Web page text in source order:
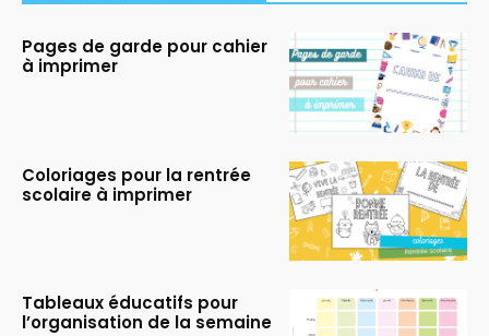
Pages de garde pour cahier
à imprimer
Coloriages pour la rentrée
scolaire à imprimer
Tableaux éducatifs pour
l’organisation de la semaine